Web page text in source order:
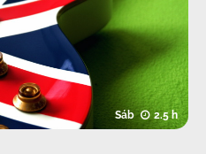
Sáb 2.5 h